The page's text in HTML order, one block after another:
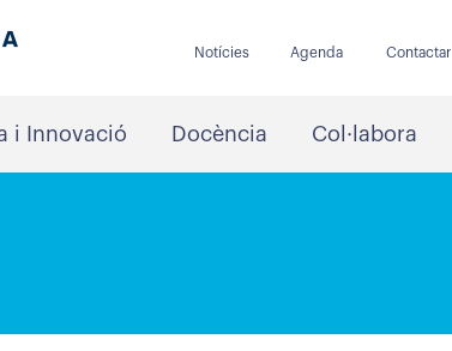
Notícies Agenda Contactar
i Innovació Docència Col·labora